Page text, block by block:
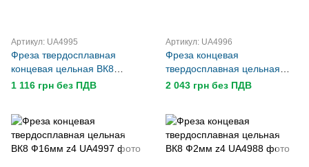
Артикул: UA4995
Фреза твердосплавная
концевая цельная ВК8
Ф12mm z4
1 116 грн без ПДВ
Артикул: UA4996
Фреза концевая
твердосплавная цельная
ВК8 Ф14мм z4
2 043 грн без ПДВ